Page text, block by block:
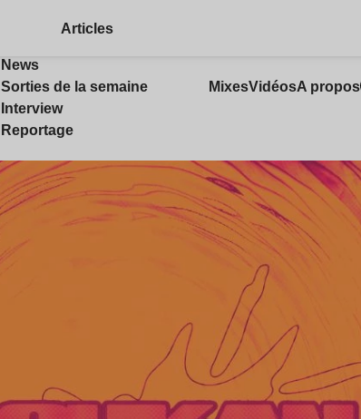
Articles
News
Sorties de la semaine
Interview
Reportage
MixesVidéosA propos